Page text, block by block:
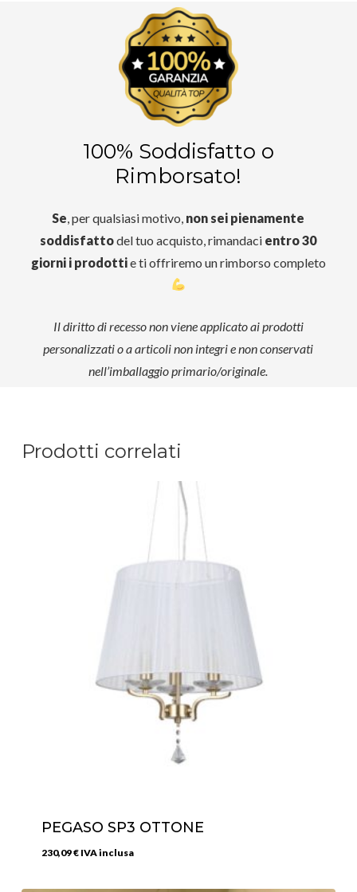
100% Soddisfatto o
Rimborsato!
Se , per qualsiasi motivo, non sei pienamente
soddisfattodel tuo acquisto, rimandaci entro 30
giorni i prodottie ti offriremo un rimborso completo
Il diritto di recesso non viene applicato ai prodotti
personalizzati o a articoli non integri e non conservati
nell’imballaggio primario/originale.
Prodotti correlati
PEGASO SP3 OTTONE
230,09€ IVA inclusa